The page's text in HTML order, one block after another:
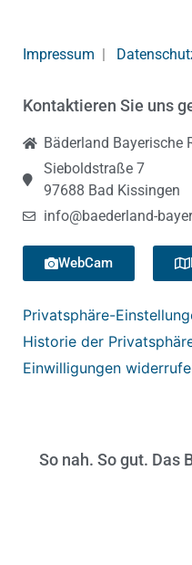
Impressum
Kontaktieren Sie uns
Bäderland Bayerische
Sieboldstraße 7
97688 Bad Kissingen
info@baederland-
WebCam
Privatsphäre-
Historie der
Einwilligungen
So nah. So gut. Das